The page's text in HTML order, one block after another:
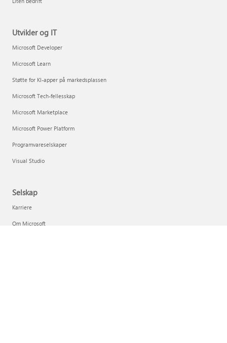
Utvikler og IT
Microsoft Developer
Microsoft Learn
Støtte for KI-apper på markedsplassen
Microsoft Tech-fellesskap
Microsoft Marketplace
Microsoft Power Platform
Programvareselskaper
Visual Studio
Selskap
Karriere
Om Microsoft